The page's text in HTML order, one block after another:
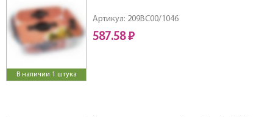
В наличии 1 штука
Артикул: 209BC00/1046
587.58 ₽